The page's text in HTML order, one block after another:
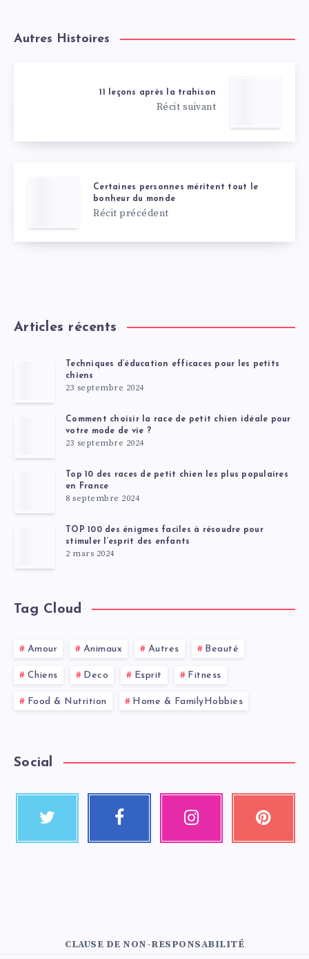
Autres Histoires
11 leçons après la trahison
Récit suivant
Certaines personnes méritent tout le
bonheur du monde
Récit précédent
Articles récents
Techniques d’éducation efficaces pour les petits
chiens
23 septembre 2024
Comment choisir la race de petit chien idéale pour
votre mode de vie ?
23 septembre 2024
Top 10 des races de petit chien les plus populaires
en France
8 septembre 2024
TOP 100 des énigmes faciles à résoudre pour
stimuler l’esprit des enfants
2 mars 2024
Tag Cloud
Amour Animaux Autres Beauté
Chiens Deco Esprit Fitness
Food & Nutrition Home & FamilyHobbies
Social
CLAUSE DE NON-RESPONSABILITÉ